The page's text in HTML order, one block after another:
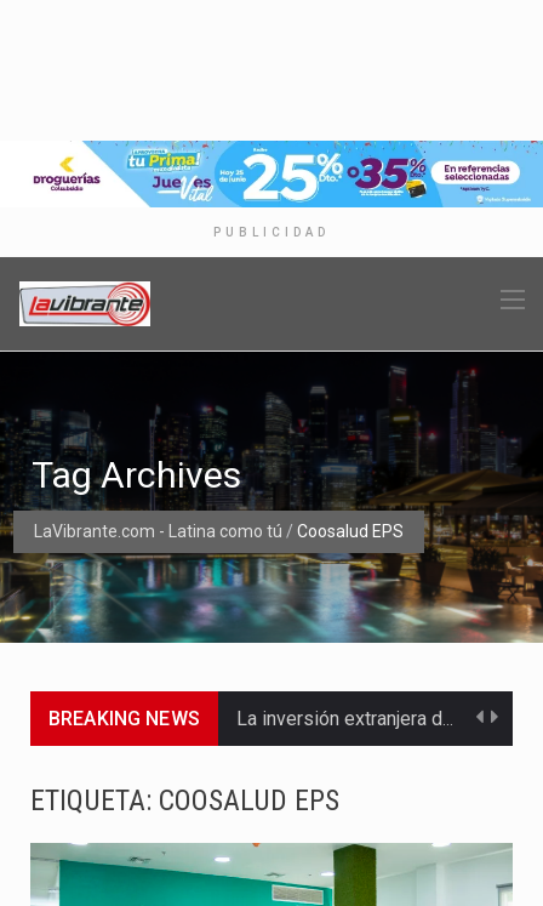
PUBLICIDAD
LaVibrante.com - Latina como tú / Coosalud EPS
Tag Archives
BREAKING NEWS La inversión extranjera directa en Colombia comenzó a dar señales…
ETIQUETA: COOSALUD EPS